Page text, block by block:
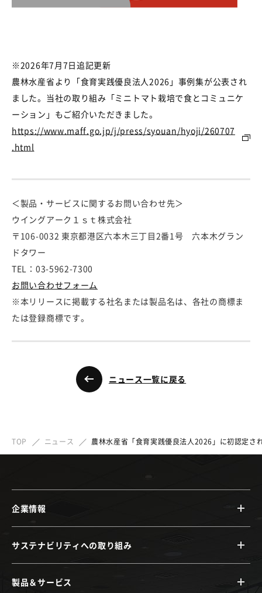
※2026年7月7日追記更新
農林水産省より「食育実践優良法人2026」事例集が公表され
ました。 当社の取り組み「ミニトマト栽培で食とコミュニケ
ーション」もご紹介いただきました。
https://www.maff.go.jp/j/press/syouan/hyoji/260707
.html
＜製品・サービスに関するお問い合わせ先＞
ウイングアーク１ｓｔ株式会社
〒106-0032 東京都港区六本木三丁目2番1号 六本木グラン
ドタワー
TEL：03-5962-7300
お問い合わせフォーム
※本リリースに掲載する社名または製品名は、各社の商標ま
たは登録商標です。
ニュース一覧に戻る
TOP ニュース 農林水産省「食育実践優良法人2026」に初認定さ
企業情報
サステナビリティへの取り組み
製品＆サービス